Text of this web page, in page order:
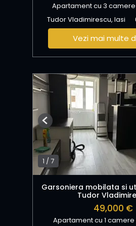
Apartament cu 3
Tudor Vladimirescu, Iasi
Vezi mai multe
1 /7
Previous
Garsoniera mobilata si
Tudor
49,000 €
Apartament cu 1